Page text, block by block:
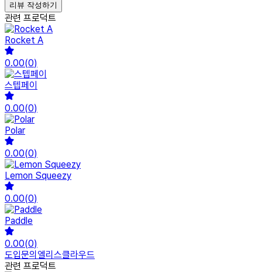
리뷰 작성하기
관련 프로덕트
Rocket A
0.00(0)
스텝페이
0.00(0)
Polar
0.00(0)
Lemon Squeezy
0.00(0)
Paddle
0.00(0)
도입문의 엘리스클라우드
관련 프로덕트